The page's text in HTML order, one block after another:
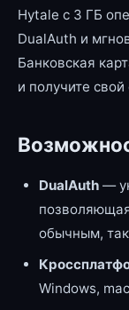
Hytale с 3 ГБ
DualAuth и
Банковская
и получите
DualAuth —
обычным,
Windows,